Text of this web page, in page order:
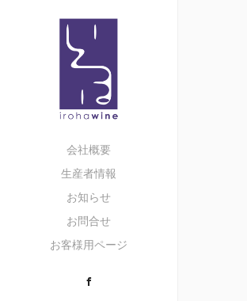
会社概要
生産者情報
お知らせ
お問合せ
お客様用ページ